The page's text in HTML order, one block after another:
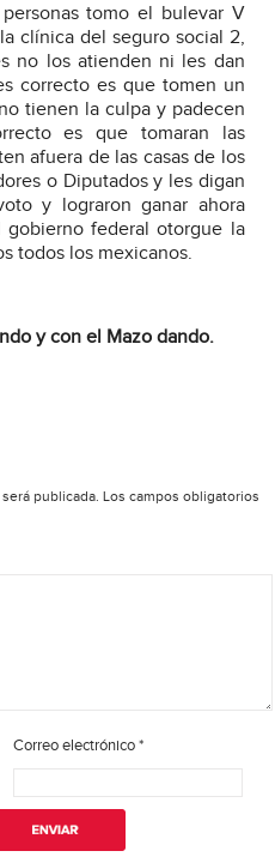
tomo el bulevar V
clínica del seguro social 2,
no los atienden ni les dan
correcto es que tomen un
tienen la culpa y padecen
es que tomaran las
afuera de las casas de los
o Diputados y les digan
y lograron ganar ahora
federal otorgue la
todos los mexicanos.
y con el Mazo dando.
publicada. Los campos obligatorios
Correo electrónico*